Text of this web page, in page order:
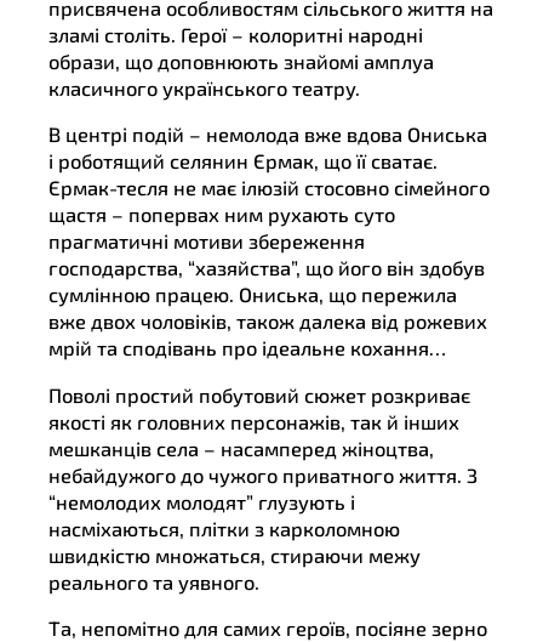
присвячена особливостям сільського життя на
зламі століть. Герої – колоритні народні
образи, що доповнюють знайомі амплуа
класичного українського театру.
В центрі подій – немолода вже вдова Ониська
і роботящий селянин Єрмак, що її сватає.
Єрмак-тесля не має ілюзій стосовно сімейного
щастя – попервах ним рухають суто
прагматичні мотиви збереження
господарства, “хазяйства”, що його він здобув
сумлінною працею. Ониська, що пережила
вже двох чоловіків, також далека від рожевих
мрій та сподівань про ідеальне кохання…
Поволі простий побутовий сюжет розкриває
якості як головних персонажів, так й інших
мешканців села – насамперед жіноцтва,
небайдужого до чужого приватного життя. З
“немолодих молодят” глузують і
насміхаються, плітки з карколомною
швидкістю множаться, стираючи межу
реального та уявного.
Та, непомітно для самих героїв, посіяне зерно